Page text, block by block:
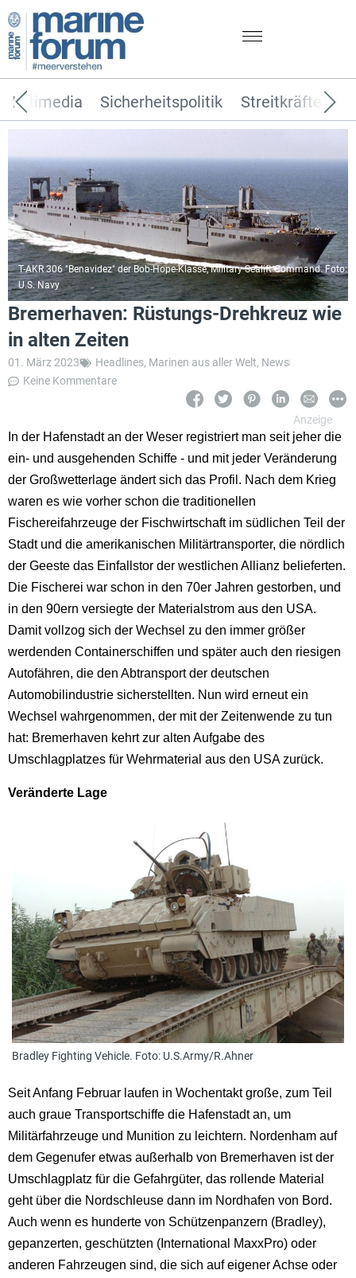
Sicherheitspolitik Streitkräfte
Multimedia
T-AKR 306 "Benavidez" der Bob-Hope-Klasse, Military Sealift Command. Foto:
U.S. Navy
Bremerhaven: Rüstungs-Drehkreuz wie
in alten Zeiten
01. März 2023 Headlines, Marinen aus aller Welt, News
Keine Kommentare
In der Hafenstadt an der Weser registriert man seit jeher die
ein- und ausgehenden Schiffe - und mit jeder Veränderung
der Großwetterlage ändert sich das Profil. Nach dem Krieg
waren es wie vorher schon die traditionellen
Fischereifahrzeuge der Fischwirtschaft im südlichen Teil der
Stadt und die amerikanischen Militärtransporter, die nördlich
der Geeste das Einfallstor der westlichen Allianz belieferten.
Die Fischerei war schon in den 70er Jahren gestorben, und
in den 90ern versiegte der Materialstrom aus den USA.
Damit vollzog sich der Wechsel zu den immer größer
werdenden Containerschiffen und später auch den riesigen
Autofähren, die den Abtransport der deutschen
Automobilindustrie sicherstellten. Nun wird erneut ein
Wechsel wahrgenommen, der mit der Zeitenwende zu tun
hat: Bremerhaven kehrt zur alten Aufgabe des
Umschlagplatzes für Wehrmaterial aus den USA zurück.
Veränderte Lage
Bradley Fighting Vehicle. Foto: U.S.Army/R.Ahner
Seit Anfang Februar laufen in Wochentakt große, zum Teil
auch graue Transportschiffe die Hafenstadt an, um
Militärfahrzeuge und Munition zu leichtern. Nordenham auf
dem Gegenufer etwas außerhalb von Bremerhaven ist der
Umschlagplatz für die Gefahrgüter, das rollende Material
geht über die Nordschleuse dann im Nordhafen von Bord.
Auch wenn es hunderte von Schützenpanzern (Bradley),
gepanzerten, geschützten (International MaxxPro) oder
anderen Fahrzeugen sind, die sich auf eigener Achse oder